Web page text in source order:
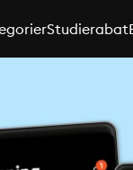
Studierabat